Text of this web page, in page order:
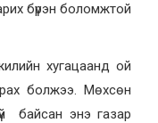
бүрэн боломжтой
хугацаанд ой
болжээ. Мөхсөн
байсан энэ газар